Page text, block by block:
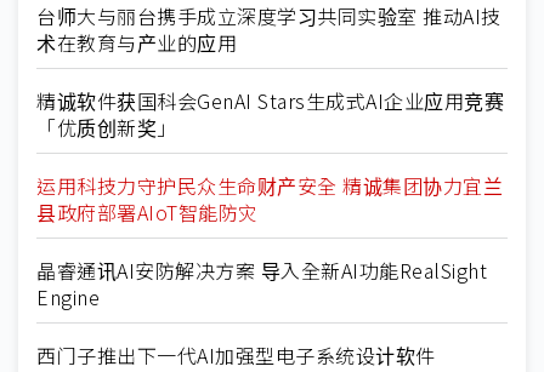
台师大与丽台携手成立深度学习共同实验室 推动AI技
术在教育与产业的应用
精诚软件获国科会GenAI Stars生成式AI企业应用竞赛
「优质创新奖」
运用科技力守护民众生命财产安全 精诚集团协力宜兰
县政府部署AIoT智能防灾
晶睿通讯AI安防解决方案 导入全新AI功能RealSight
Engine
西门子推出下一代AI加强型电子系统设计软件